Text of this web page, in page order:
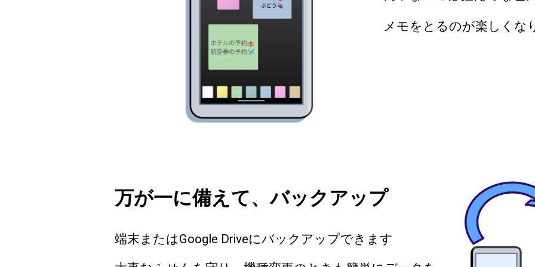
メモをとるのが楽しくな
万が一に備えて、バックアップ
端末またはGoogle Driveにバックアップできます